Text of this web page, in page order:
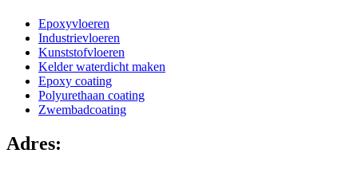
Epoxyvloeren
Industrievloeren
Kunststofvloeren
Kelder waterdicht maken
Epoxy coating
Polyurethaan coating
Zwembadcoating
Adres: